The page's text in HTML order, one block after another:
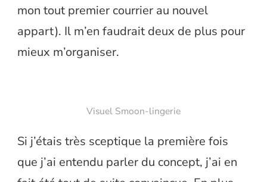
mon tout premier courrier au nouvel
appart). Il m’en faudrait deux de plus pour
mieux m’organiser.
Visuel Smoon-lingerie
Si j’étais très sceptique la première fois
que j’ai entendu parler du concept, j’ai en